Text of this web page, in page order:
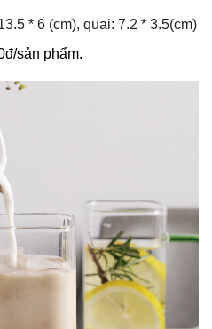
* 6 (cm), quai: 7.2 * 3.5(cm)
sản phẩm.